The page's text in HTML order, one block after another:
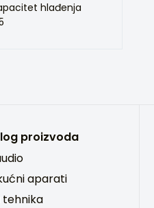
hlađenja
proizvoda
aparati
tehnika